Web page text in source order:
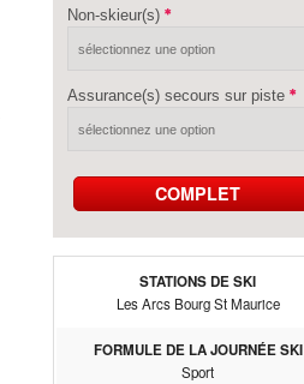
Non-skieur(s)
Assurance(s) secours sur piste
COMPLET
STATIONS DE SKI
Les Arcs Bourg St Maurice
FORMULE DE LA JOURNÉE SKI
Sport